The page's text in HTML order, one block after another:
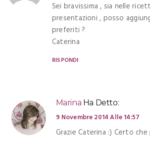
Sei bravissima , sia nelle
presentazioni , posso
preferiti ?
Caterina
RISPONDI
Marina Ha Detto:
9 Novembre 2014 Alle 14:57
Grazie Caterina :) Certo